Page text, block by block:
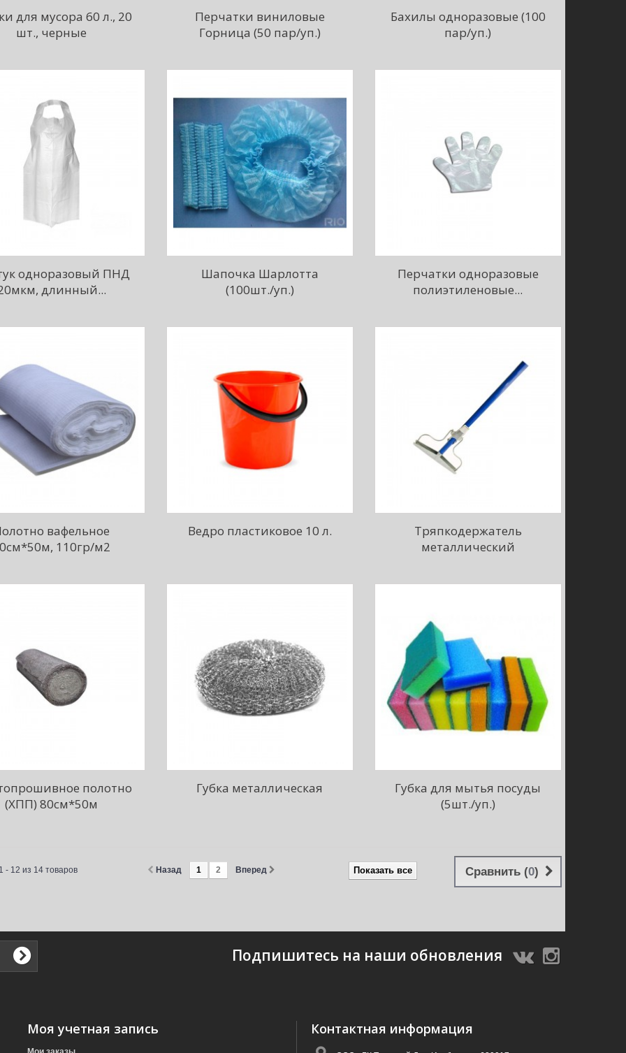
для мусора 60 л., 20
шт., черные
Перчатки виниловые
Горница (50 пар/уп.)
Бахилы одноразовые (100
пар/уп.)
одноразовый ПНД
длинный...
Шапочка Шарлотта
(100шт./уп.)
Перчатки одноразовые
полиэтиленовые...
вафельное
110гр/м2
Ведро пластиковое 10 л.
Тряпкодержатель
металлический
полотно
(ХПП) 80см*50м
Губка металлическая
Губка для мытья посуды
(5шт./уп.)
Сравнить (0)
Показать все
Назад 1 2 Вперед
- 12 из 14 товаров
Подпишитесь на наши обновления
Моя учетная запись Контактная информация